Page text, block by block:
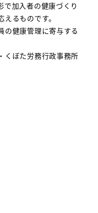
で加入者の健康づくり
るものです。
の健康管理に寄与する
ぼた労務行政事務所